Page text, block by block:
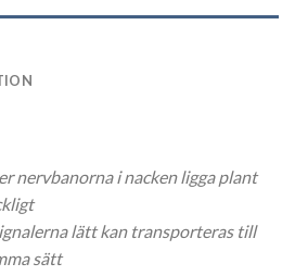
nervbanorna i nacken ligga plant
lätt kan transporteras till
sätt